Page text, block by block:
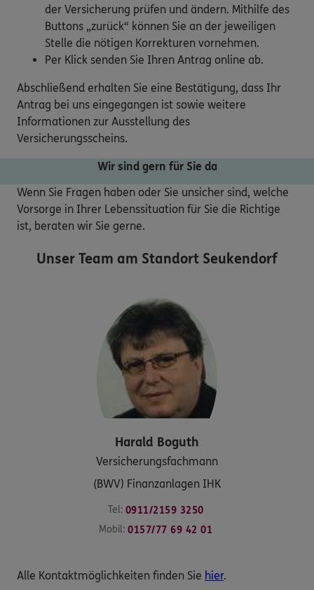
der Versicherung prüfen und ändern. Mithilfe des
Buttons „zurück“ können Sie an der jeweiligen
Stelle die nötigen Korrekturen vornehmen.
Per Klick senden Sie Ihren Antrag online ab.
Abschließend erhalten Sie eine Bestätigung, dass Ihr
Antrag bei uns eingegangen ist sowie weitere
Informationen zur Ausstellung des
Versicherungsscheins.
Wir sind gern für Sie da
Wenn Sie Fragen haben oder Sie unsicher sind, welche
Vorsorge in Ihrer Lebenssituation für Sie die Richtige
ist, beraten wir Sie gerne.
Unser Team am Standort Seukendorf
Harald Boguth
Versicherungsfachmann
(BWV) Finanzanlagen IHK
Tel: 0911/2159 3250
Mobil: 0157/77 69 42 01
Alle Kontaktmöglichkeiten finden Sie hier.